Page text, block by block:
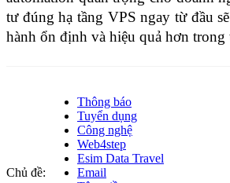
tư đúng hạ tầng VPS ngay từ đầu
hành ổn định và hiệu quả hơn trong
Chủ đề:
Thông báo
Tuyển dụng
Công nghệ
Web4step
Esim Data Travel
Email